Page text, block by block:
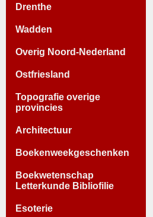
Drenthe
Wadden
Overig Noord-Nederland
Ostfriesland
Topografie overige
provincies
Architectuur
Boekenweekgeschenken
Boekwetenschap
Letterkunde Bibliofilie
Esoterie